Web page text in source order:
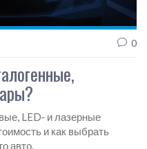
0
LED‑ и лазерные
и как выбрать
авто.